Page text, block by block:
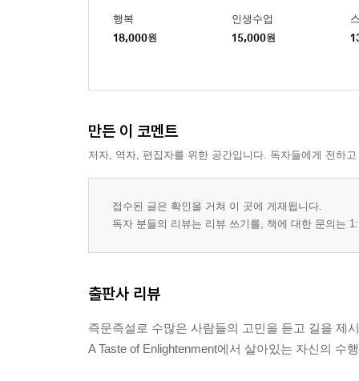
Does a Dog Have Buddha-Nature?
Turning Away from Sentient Beings
Who Are the Sentient Beings?
The Moment Love Turns into Hate
Part 06 Be Awake to the Here and Now
행복
18,000원
인생수업
15,000원
만든 이 코멘트
저자, 역자, 편집자를 위한 공간입니다. 독자들에게 전하
접수된 글은 확인을 거쳐 이 곳에 게재됩니다.
독자 분들의 리뷰는 리뷰 쓰기를, 책에 대한 문의는
출판사 리뷰
즉문즉설로 수많은 사람들의 고민을 듣고 길을 제
A Taste of Enlightenment에서 살아있는 자신의 수